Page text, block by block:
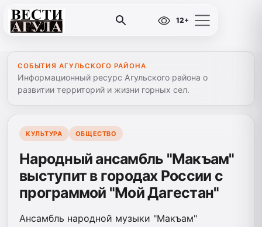
12+
СОБЫТИЯ АГУЛЬСКОГО РАЙОНА
Информационный ресурс Агульского района о
развитии территорий и жизни горных сел.
КУЛЬТУРА ОБЩЕСТВО
Народный ансамбль "Макъам"
выступит в городах России с
программой "Мой Дагестан"
Ансамбль народной музыки "Макъам"